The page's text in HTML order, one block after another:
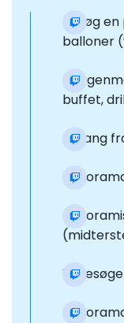
Besøg
balloner
buffet,
Afgang
Vi